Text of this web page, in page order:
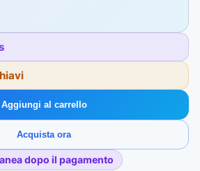
Aggiungi al carrello
Acquista ora
dopo il pagamento